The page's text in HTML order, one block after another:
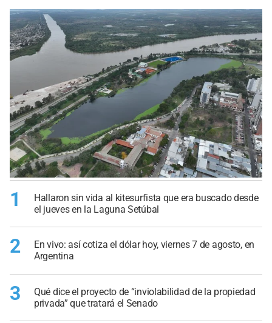
1
Hallaron sin vida al kitesurfista que era buscado desde
el jueves en la Laguna Setúbal
2
En vivo: así cotiza el dólar hoy, viernes 7 de agosto, en
Argentina
3
Qué dice el proyecto de “inviolabilidad de la propiedad
privada” que tratará el Senado